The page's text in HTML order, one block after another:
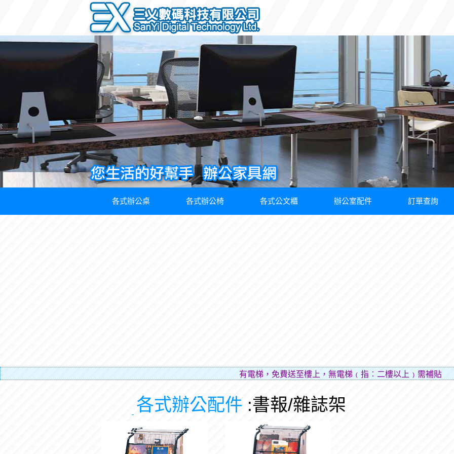
各式辦公桌 各式辦公椅 各式公文櫃 辦公室配件 訂單查詢
有電梯，免費送至樓上，無電梯﹙指︰二樓以上﹚需補貼樓層費
各式辦公配件 :書報/雜誌架